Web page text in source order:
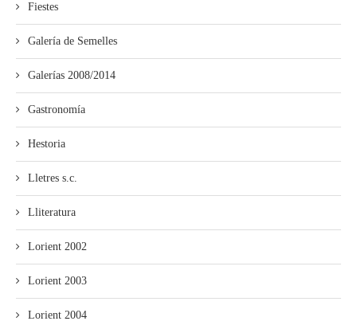
Fiestes
Galería de Semelles
Galerías 2008/2014
Gastronomía
Hestoria
Lletres s.c.
Lliteratura
Lorient 2002
Lorient 2003
Lorient 2004